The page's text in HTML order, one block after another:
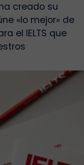
creado su
«lo mejor» de
el IELTS que